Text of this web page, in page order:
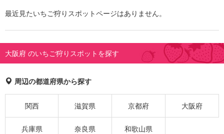
最近見たいちご狩りスポットページはありません。
大阪府 のいちご狩りスポットを探す
周辺の都道府県から探す
関西 滋賀県 京都府 大阪府
兵庫県 奈良県 和歌山県